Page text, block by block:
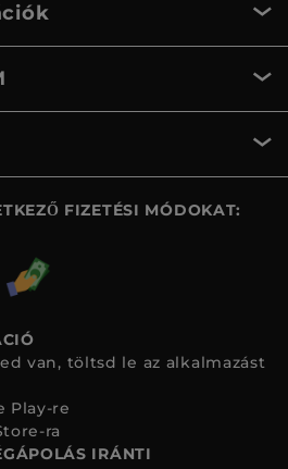
FIZETÉSI MÓDOKAT:
van, töltsd le az alkalmazást
IRÁNTI